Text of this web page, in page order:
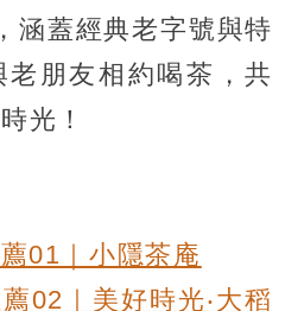
涵蓋經典老字號與特
朋友相約喝茶，共
光！
01｜小隱茶庵
02｜美好時光‧大稻